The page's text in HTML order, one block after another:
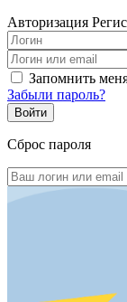
Авторизация
Запомнить
Забыли пароль?
Сброс пароля